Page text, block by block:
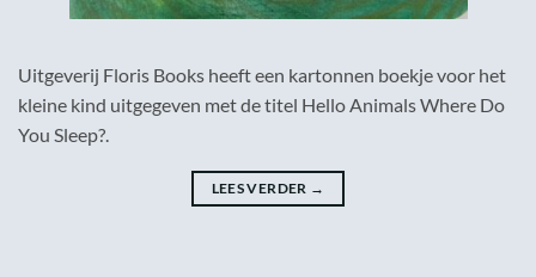
Uitgeverij Floris Books heeft een kartonnen boekje voor het
kleine kind uitgegeven met de titel Hello Animals Where Do
You Sleep?.
LEES VERDER →